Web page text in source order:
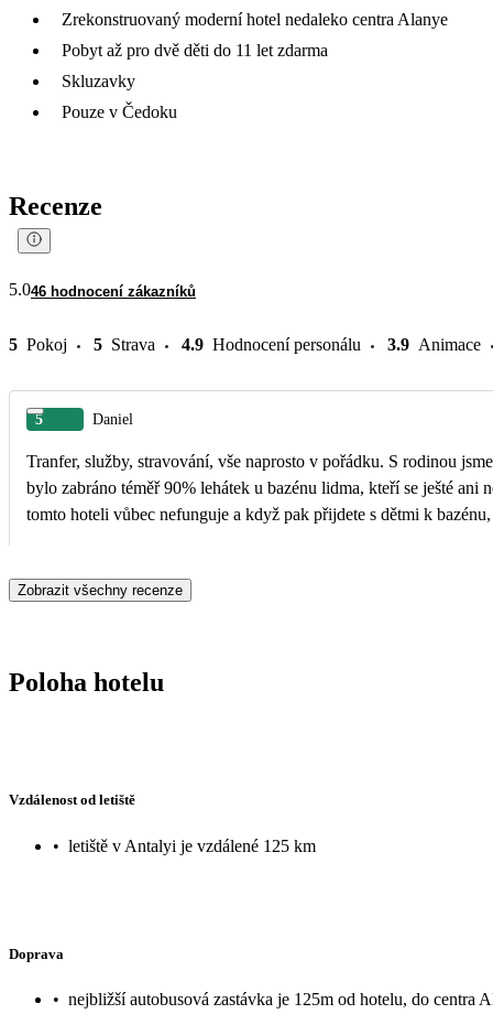
Zrekonstruovaný moderní hotel nedaleko centra Alanye
Pobyt až pro dvě děti do 11 let zdarma
Skluzavky
Pouze v Čedoku
Recenze
5.046 hodnocení zákazníků
5 Pokoj 5 Strava 4.9 Hodnocení personálu 3.9 Animace
5 Daniel
Tranfer, služby, stravování, vše naprosto v pořádku. S rodinou jsme si dovolenou užili a jsme spokojeni.
bylo zabráno téměř 90% lehátek u bazénu lidma, kteří se ješté
tomto hoteli vůbec nefunguje a když pak přijdete s dětmi k
Zobrazit všechny recenze
Poloha hotelu
Vzdálenost od letiště
• letiště v Antalyi je vzdálené 125 km
Doprava
• nejbližší autobusová zastávka je 125m od hotelu, do centra